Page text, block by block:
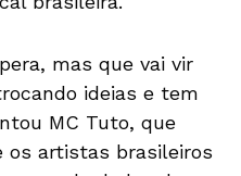
mas que vai vir
ideias e tem
MC Tuto, que
artistas brasileiros